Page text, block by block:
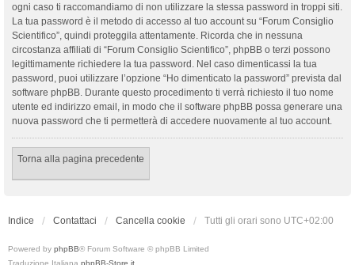
ogni caso ti raccomandiamo di non utilizzare la stessa password in troppi siti.
La tua password è il metodo di accesso al tuo account su “Forum Consiglio
Scientifico”, quindi proteggila attentamente. Ricorda che in nessuna
circostanza affiliati di “Forum Consiglio Scientifico”, phpBB o terzi possono
legittimamente richiedere la tua password. Nel caso dimenticassi la tua
password, puoi utilizzare l’opzione “Ho dimenticato la password” prevista dal
software phpBB. Durante questo procedimento ti verrà richiesto il tuo nome
utente ed indirizzo email, in modo che il software phpBB possa generare una
nuova password che ti permetterà di accedere nuovamente al tuo account.
Torna alla pagina precedente
Indice Contattaci Cancella cookie Tutti gli orari sono UTC+02:00
Powered by phpBB® Forum Software © phpBB Limited
Traduzione Italiana phpBB-Store.it